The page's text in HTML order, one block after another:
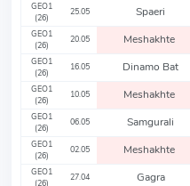
GEO1
(26)
25.05 Spaeri
GEO1
(26)
20.05 Meshakhte
GEO1
(26)
16.05 Dinamo Bat
GEO1
(26)
10.05 Meshakhte
GEO1
(26)
06.05 Samgurali
GEO1
(26)
02.05 Meshakhte
GEO1
(26)
27.04 Gagra